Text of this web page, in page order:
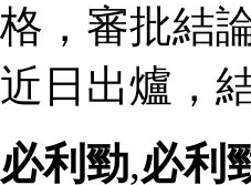
格，審批結
近日出爐，
必利勁,必利